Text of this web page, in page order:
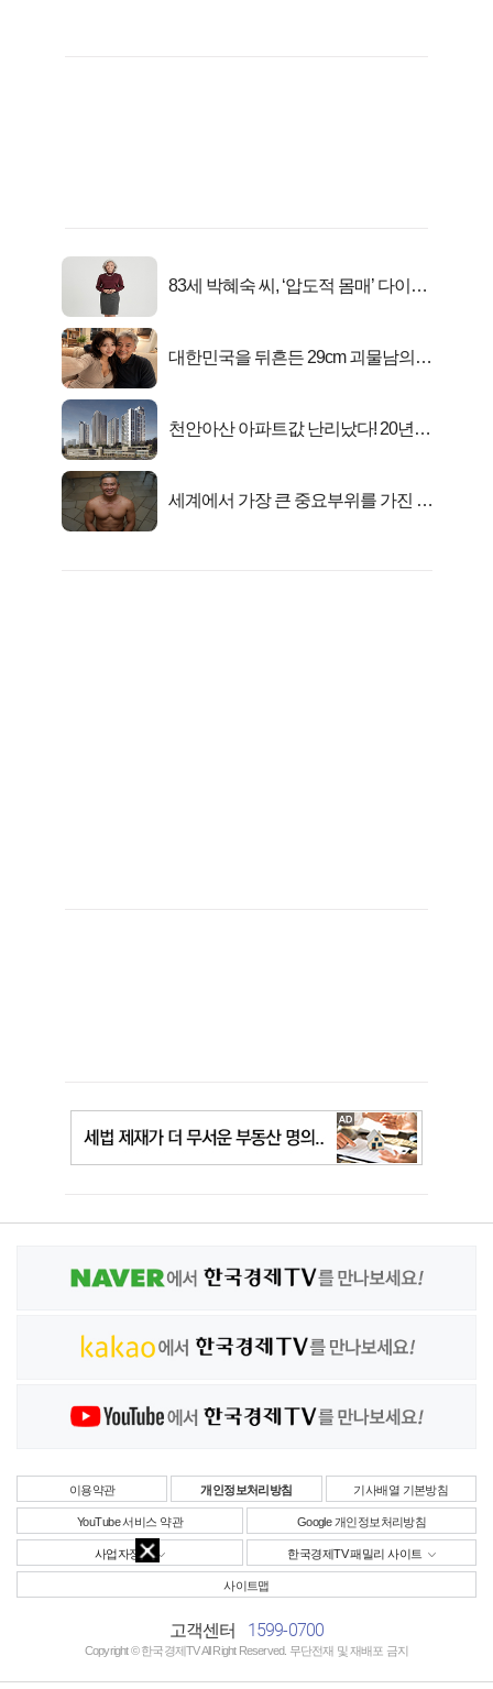
83세 박혜숙 씨, ‘압도적 몸매’ 다이어
대한민국을 뒤흔든 29cm 괴물남의
천안아산 아파트값 난리났다! 20년
세계에서 가장 큰 중요부위를 가진 남
이용약관 개인정보처리방침 기사배열 기본방침
YouTube 서비스 약관 Google 개인정보처리방침
사업자정보 한국경제TV 패밀리 사이트
사이트맵
고객센터 1599-0700
Copyright © 한국경제TV All Right Reserved. 무단전재 및 재배포 금지